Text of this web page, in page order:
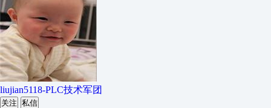
liujian5118-PLC技术军团
关注 私信